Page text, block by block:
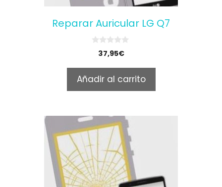
Reparar Auricular LG Q7
o
f
5
37,95€
Añadir al carrito